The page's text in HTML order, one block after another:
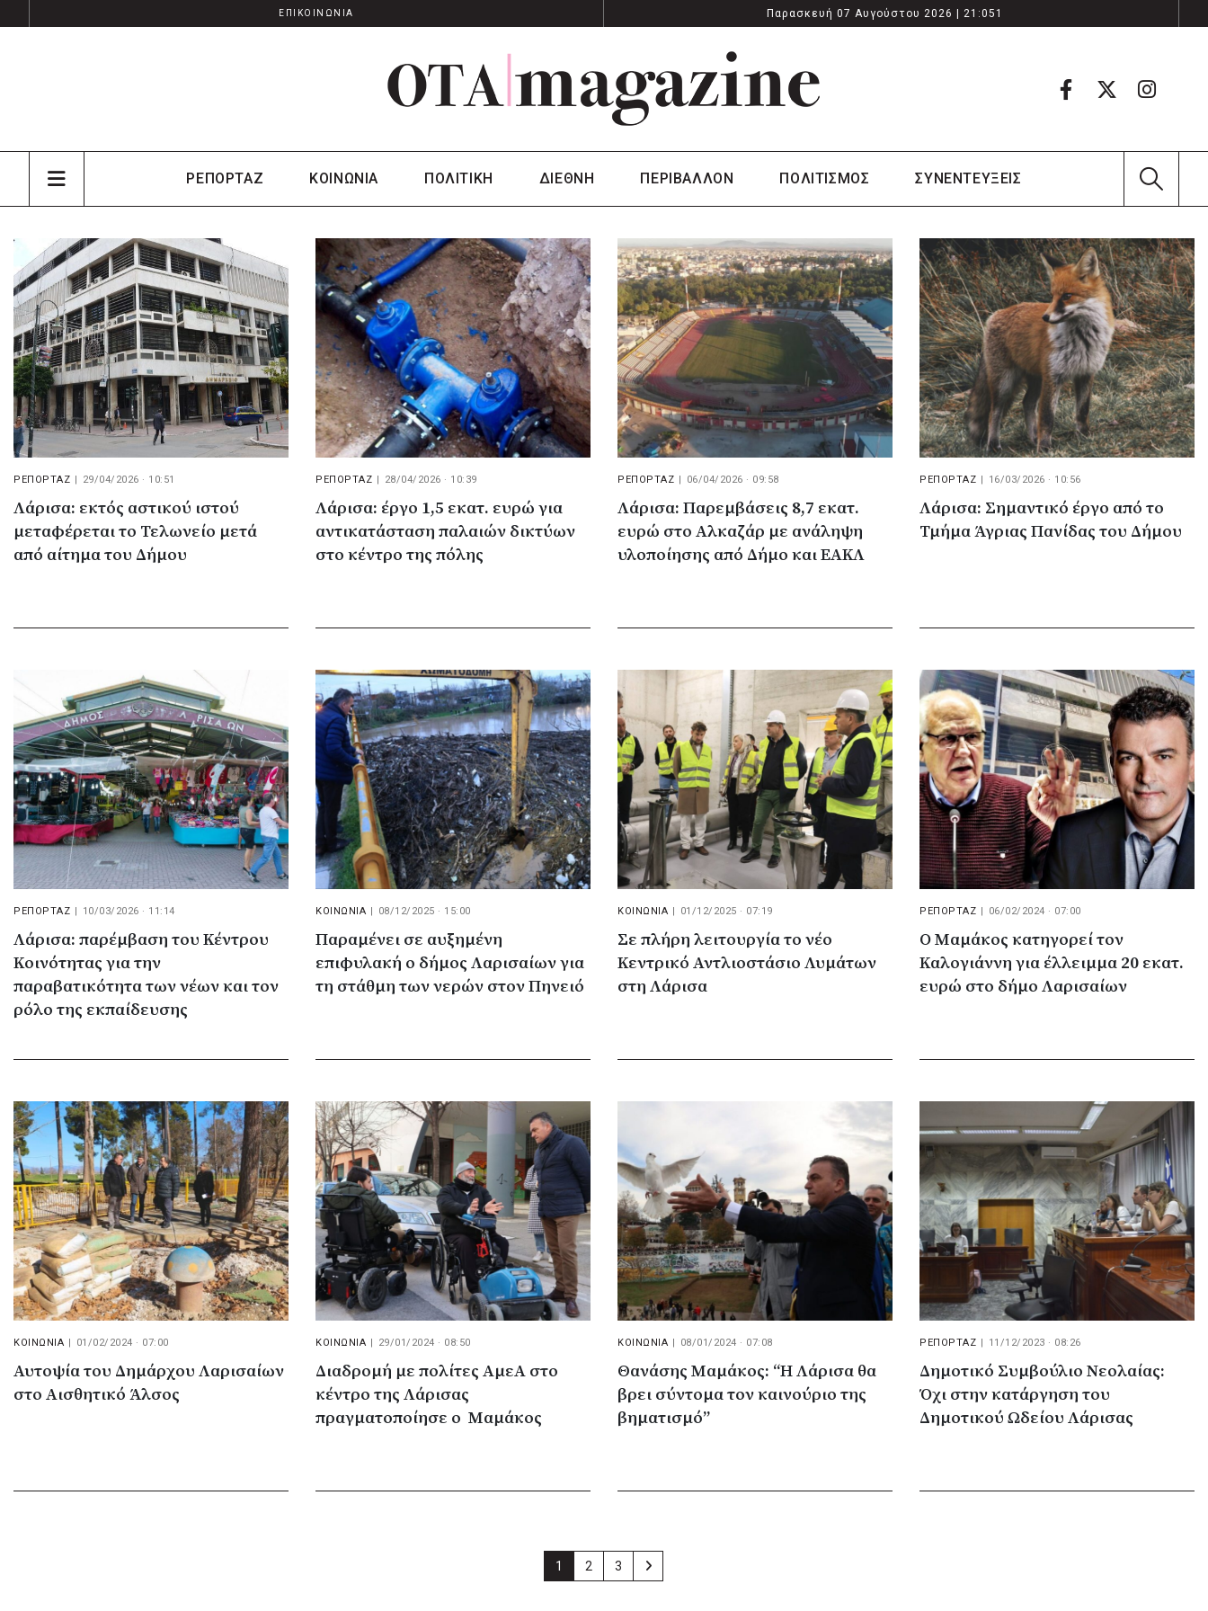
ΕΠΙΚΟΙΝΩΝΙΑ Παρασκευή 07 Αυγούστου 2026 | 21:051
ΡΕΠΟΡΤΑΖ ΚΟΙΝΩΝΙΑ ΠΟΛΙΤΙΚΗ ΔΙΕΘΝΗ ΠΕΡΙΒΑΛΛΟΝ ΠΟΛΙΤΙΣΜΟΣ ΣΥΝΕΝΤΕΥΞΕΙΣ
ΡΕΠΟΡΤΑΖ | 29/04/2026 · 10:51
Λάρισα: εκτός αστικού ιστού
μεταφέρεται το Τελωνείο μετά
από αίτημα του Δήμου
ΡΕΠΟΡΤΑΖ | 28/04/2026 · 10:39
Λάρισα: έργο 1,5 εκατ. ευρώ για
αντικατάσταση παλαιών δικτύων
στο κέντρο της πόλης
ΡΕΠΟΡΤΑΖ | 06/04/2026 · 09:58
Λάρισα: Παρεμβάσεις 8,7 εκατ.
ευρώ στο Αλκαζάρ με ανάληψη
υλοποίησης από Δήμο και ΕΑΚΛ
ΡΕΠΟΡΤΑΖ | 16/03/2026 · 10:56
Λάρισα: Σημαντικό έργο από το
Τμήμα Άγριας Πανίδας του Δήμου
ΡΕΠΟΡΤΑΖ | 10/03/2026 · 11:14
Λάρισα: παρέμβαση του Κέντρου
Κοινότητας για την
παραβατικότητα των νέων και τον
ρόλο της εκπαίδευσης
ΚΟΙΝΩΝΙΑ | 08/12/2025 · 15:00
Παραμένει σε αυξημένη
επιφυλακή ο δήμος Λαρισαίων για
τη στάθμη των νερών στον Πηνειό
ΚΟΙΝΩΝΙΑ | 01/12/2025 · 07:19
Σε πλήρη λειτουργία το νέο
Κεντρικό Αντλιοστάσιο Λυμάτων
στη Λάρισα
ΡΕΠΟΡΤΑΖ | 06/02/2024 · 07:00
Ο Μαμάκος κατηγορεί τον
Καλογιάννη για έλλειμμα 20 εκατ.
ευρώ στο δήμο Λαρισαίων
ΚΟΙΝΩΝΙΑ | 01/02/2024 · 07:00
Αυτοψία του Δημάρχου Λαρισαίων
στο Αισθητικό Άλσος
ΚΟΙΝΩΝΙΑ | 29/01/2024 · 08:50
Διαδρομή με πολίτες ΑμεΑ στο
κέντρο της Λάρισας
πραγματοποίησε ο Μαμάκος
ΚΟΙΝΩΝΙΑ | 08/01/2024 · 07:08
Θανάσης Μαμάκος: “Η Λάρισα θα
βρει σύντομα τον καινούριο της
βηματισμό”
ΡΕΠΟΡΤΑΖ | 11/12/2023 · 08:26
Δημοτικό Συμβούλιο Νεολαίας:
Όχι στην κατάργηση του
Δημοτικού Ωδείου Λάρισας
1 2 3